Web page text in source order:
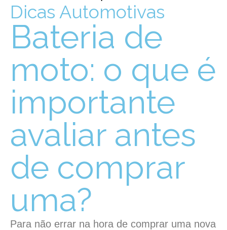
Dicas Automotivas
Bateria de
moto: o que é
importante
avaliar antes
de comprar
uma?
Para não errar na hora de comprar uma nova